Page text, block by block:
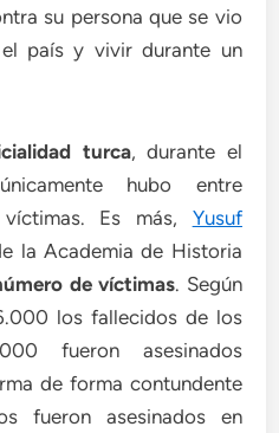
su persona que se vio
país y vivir durante un
turca, durante el
hubo entre
Es más, Yusuf
la Academia de Historia
de víctimas. Según
los fallecidos de los
fueron asesinados
de forma contundente
fueron asesinados en